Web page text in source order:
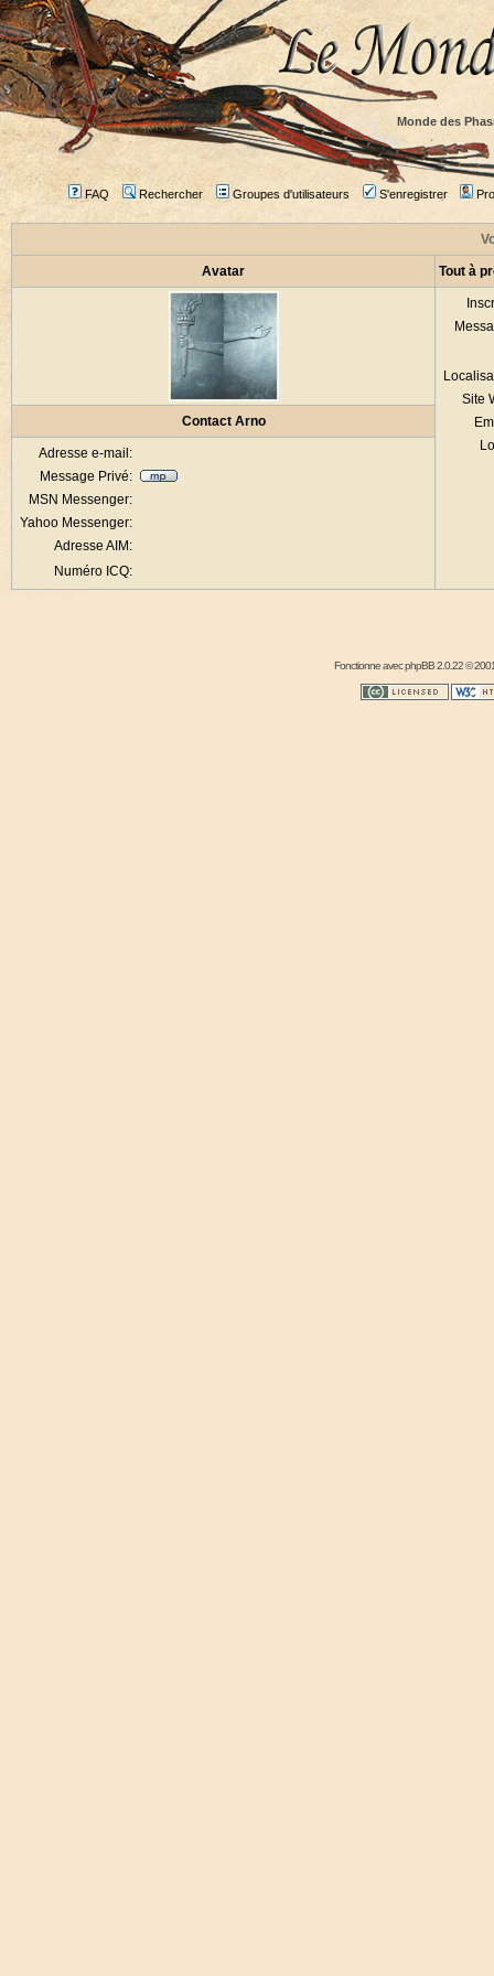
Monde des
FAQ Rechercher Groupes d'utilisateurs S'enregistrer
Avatar Tout à
Site
Contact Arno
Adresse e-mail:
Message Privé:
MSN Messenger:
Yahoo Messenger:
Adresse AIM:
Numéro ICQ:
Fonctionne avecphpBB2.0.22 ©